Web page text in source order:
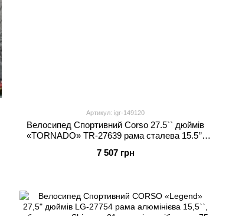
Артикул: igr-149120
Велосипед Спортивний Corso 27.5`` дюймів
«TORNADO» TR-27639 рама сталева 15.5’’,
75
7 507 грн